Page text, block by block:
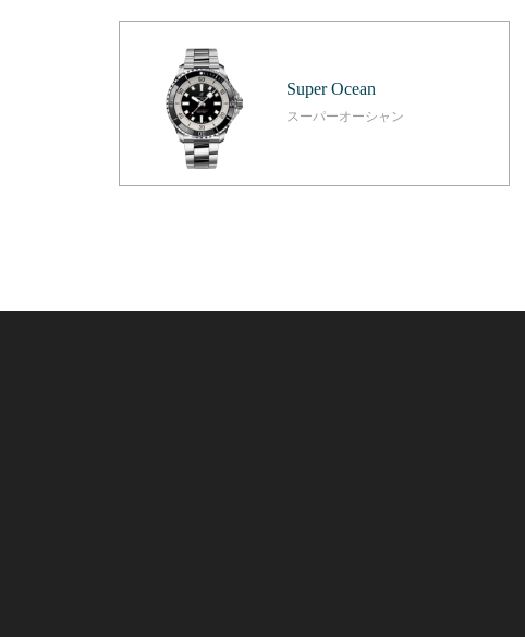
Super Ocean
スーパーオーシャン